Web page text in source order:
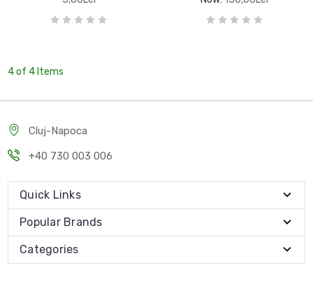
4 of 4 Items
Cluj-Napoca
+40 730 003 006
Quick Links
Popular Brands
Categories